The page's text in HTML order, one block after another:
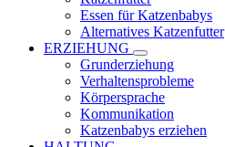
Essen für Katzenbabys
Alternatives Katzenfutter
ERZIEHUNG
Grunderziehung
Verhaltensprobleme
Körpersprache
Kommunikation
Katzenbabys erziehen